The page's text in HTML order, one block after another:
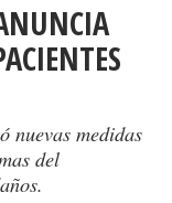
nuevas medidas
del